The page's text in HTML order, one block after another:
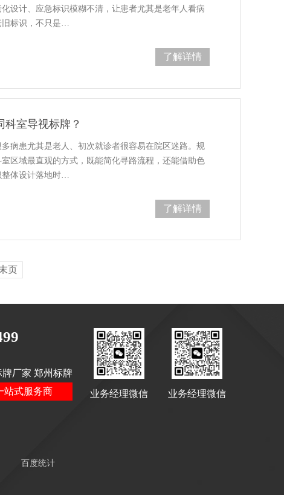
设计、应急标识模糊不清，让患者尤其是老年人看病
旧标识，不只是…
了解详情
室导视标牌？
病患尤其是老人、初次就诊者很容易在院区迷路。规
区域最直观的方式，既能简化寻路流程，还能借助色
体设计落地时…
了解详情
页
百度统计
厂家 郑州标牌
站式服务商
业务经理微信 业务经理微信